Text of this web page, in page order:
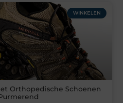
WINKELEN
Orthopedische Schoenen